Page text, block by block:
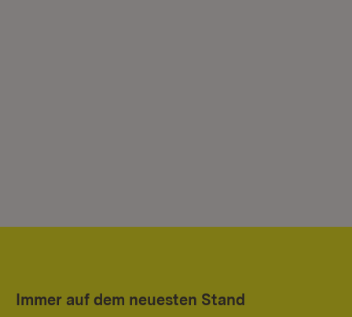
Immer auf dem neuesten Stand